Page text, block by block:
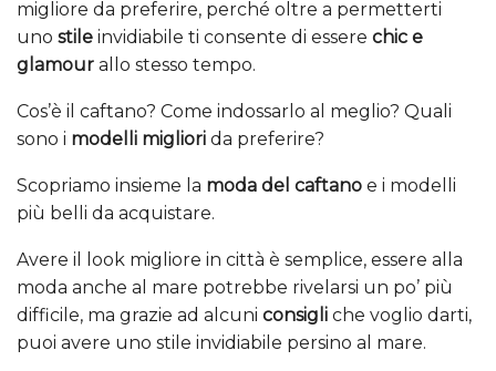
migliore da preferire, perché oltre a permetterti
uno stile invidiabile ti consente di essere chic e
glamour allo stesso tempo.
Cos’è il caftano? Come indossarlo al meglio? Quali
sono i modelli migliori da preferire?
Scopriamo insieme la moda del caftano e i modelli
più belli da acquistare.
Avere il look migliore in città è semplice, essere alla
moda anche al mare potrebbe rivelarsi un po’ più
difficile, ma grazie ad alcuni consigli che voglio darti,
puoi avere uno stile invidiabile persino al mare.